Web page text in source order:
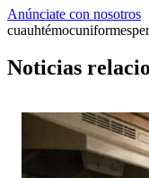
Anúnciate con nosotros
cuauhtémocuniformes
Noticias